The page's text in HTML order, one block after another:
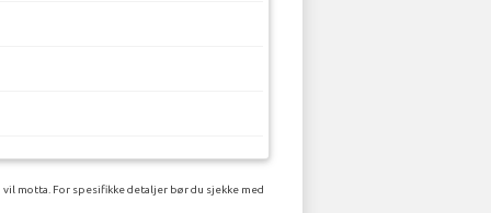
motta. For spesifikke detaljer bør du sjekke med